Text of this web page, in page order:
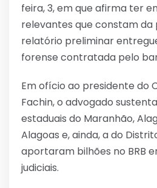
feira, 3, em que afirma ter
relevantes que constam
relatório preliminar
forense contratada pelo
Em ofício ao presidente do
Fachin, o advogado
estaduais do Maranhão,
Alagoas e, ainda, a do
aportaram bilhões no BRB
judiciais.